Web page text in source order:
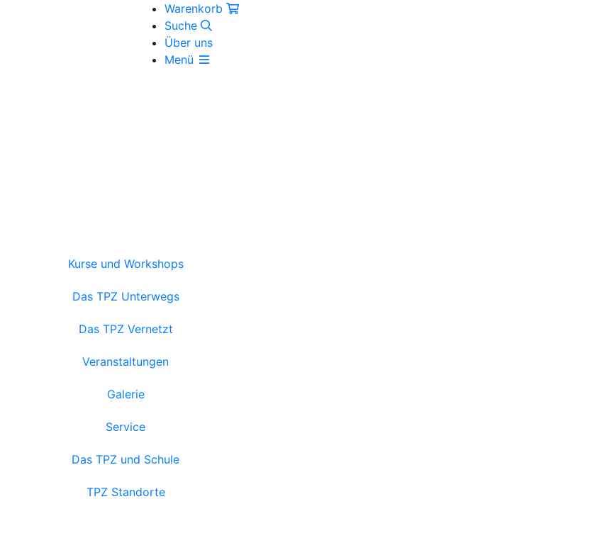
Warenkorb
Suche
Über uns
Menü
Kurse und Workshops
Das TPZ Unterwegs
Das TPZ Vernetzt
Veranstaltungen
Galerie
Service
Das TPZ und Schule
TPZ Standorte